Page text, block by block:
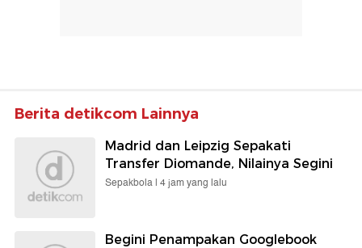
Berita detikcom Lainnya
Madrid dan Leipzig Sepakati
Transfer Diomande, Nilainya Segini
Sepakbola | 4 jam yang lalu
Begini Penampakan Googlebook